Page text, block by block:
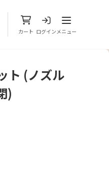
カート ログイン
メニューを開
メニュー
ト (ノズル
)